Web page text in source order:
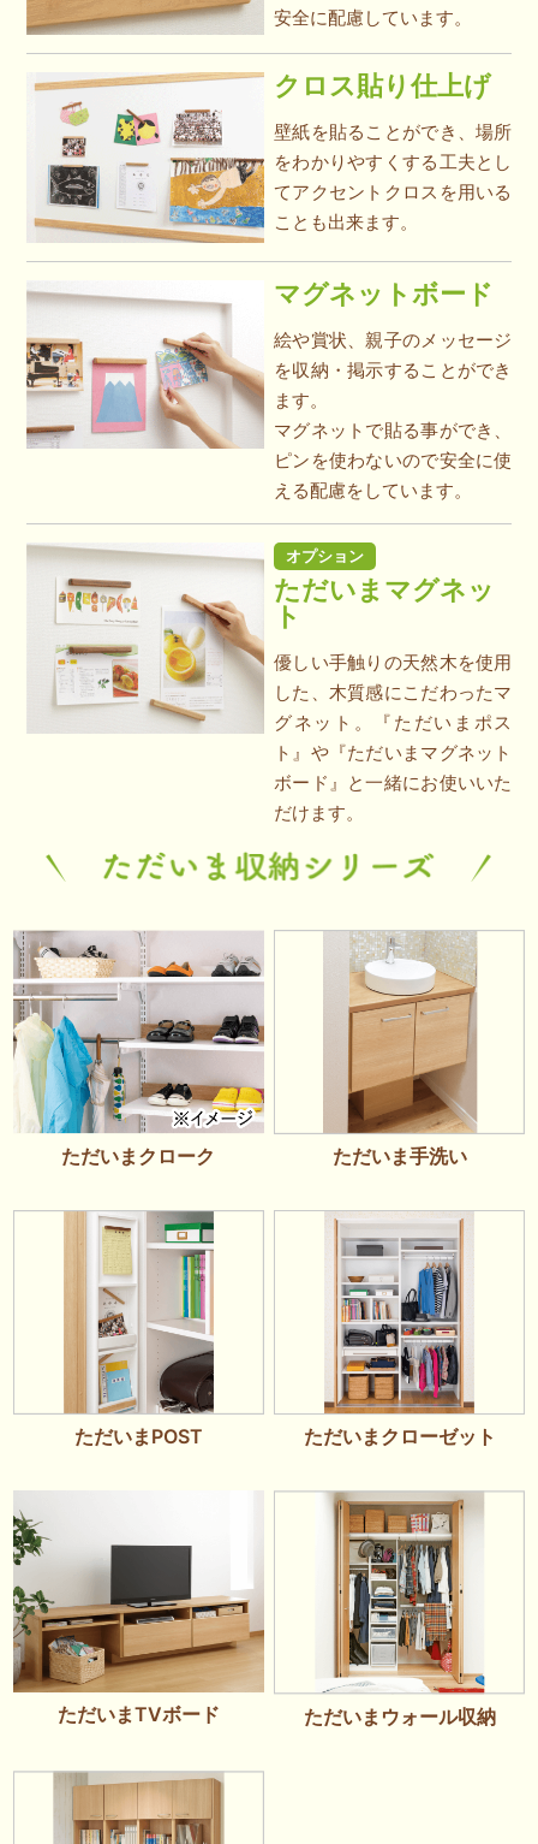
安全に配慮しています。
クロス貼り仕上げ
壁紙を貼ることができ、場所
をわかりやすくする工夫とし
てアクセントクロスを用いる
ことも出来ます。
マグネットボード
絵や賞状、親子のメッセージ
を収納・掲示することができ
ます。
マグネットで貼る事ができ、
ピンを使わないので安全に使
える配慮をしています。
オプション
ただいまマグネッ
ト
優しい手触りの天然木を使用
した、木質感にこだわったマ
グネット。『ただいまポス
ト』や『ただいまマグネット
ボード』と一緒にお使いいた
だけます。
ただいまクローク ただいま手洗い
ただいまPOST ただいまクローゼット
ただいまTVボード ただいまウォール収納